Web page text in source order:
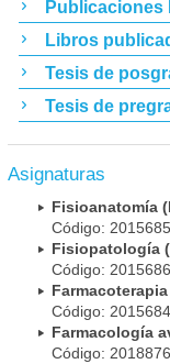
Publicaciones
Libros
Tesis de
Tesis de
Asignaturas
Fisioanatomía
Código:
Fisiopatología
Código:
Farmacoterapia
Código:
Farmacología
Código: